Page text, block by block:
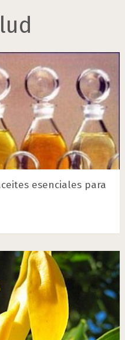
esenciales para